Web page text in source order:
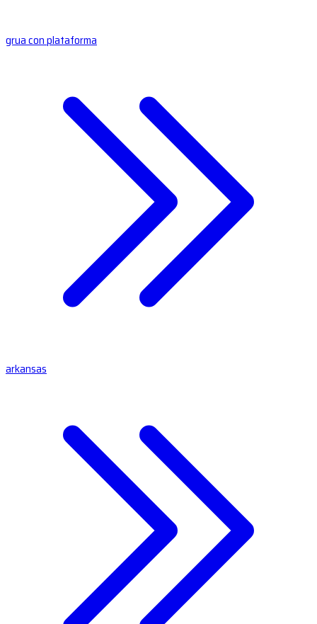
grua con plataforma
arkansas